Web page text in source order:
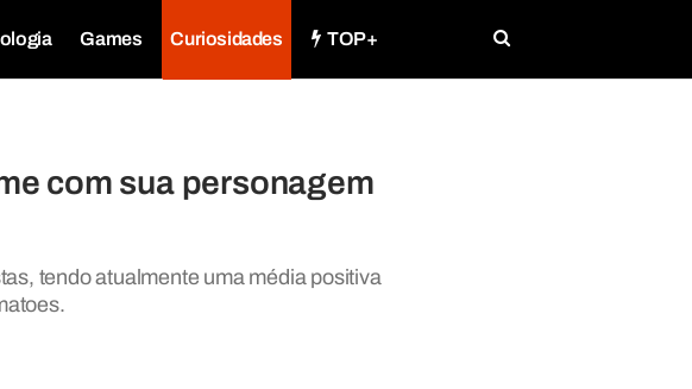
Games Curiosidades TOP+
com sua personagem
tendo atualmente uma média positiva